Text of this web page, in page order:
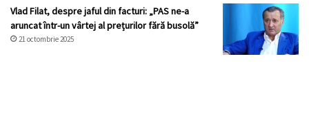
Vlad Filat, despre jaful din facturi: „PAS ne-a
aruncat într-un vârtej al prețurilor fără busolă”
21 octombrie 2025